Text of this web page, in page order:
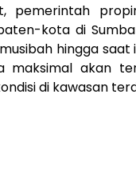
kota di
hingga
maksimal akan
di kawasan